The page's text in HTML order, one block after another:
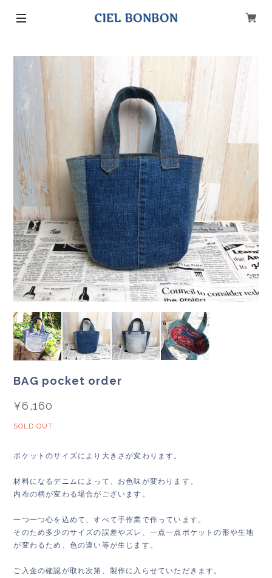
BAG pocket order
¥6,160
SOLD OUT
ポケットのサイズにより大きさが変わります。
材料になるデニムによって、お色味が変わります。
内布の柄が変わる場合がございます。
一つ一つ心を込めて、すべて手作業で作っています。
そのため多少のサイズの誤差やズレ、一点一点ポケットの形や生地
が変わるため、色の違い等が生じます。
ご入金の確認が取れ次第、製作に入らせていただきます。